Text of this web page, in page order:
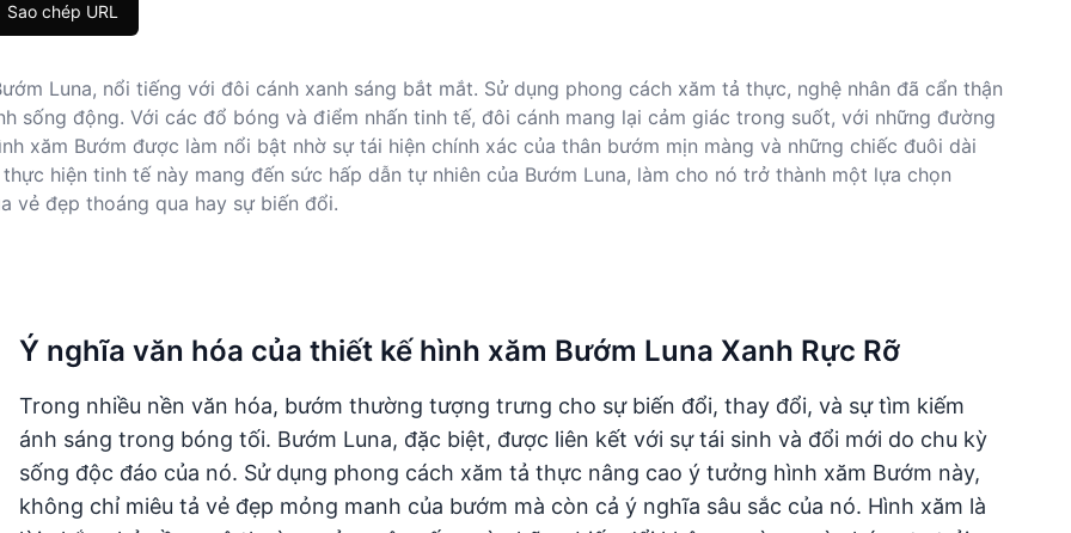
Sao chép URL
Luna, nổi tiếng với đôi cánh xanh sáng bắt mắt. Sử dụng phong cách xăm tả thực, nghệ nhân đã cẩn thận
sống động. Với các đổ bóng và điểm nhấn tinh tế, đôi cánh mang lại cảm giác trong suốt, với những đường
xăm Bướm được làm nổi bật nhờ sự tái hiện chính xác của thân bướm mịn màng và những chiếc đuôi dài
hiện tinh tế này mang đến sức hấp dẫn tự nhiên của Bướm Luna, làm cho nó trở thành một lựa chọn
vẻ đẹp thoáng qua hay sự biến đổi.
Ý nghĩa văn hóa của thiết kế hình xăm Bướm Luna Xanh Rực Rỡ
Trong nhiều nền văn hóa, bướm thường tượng trưng cho sự biến đổi, thay đổi, và sự tìm kiếm
ánh sáng trong bóng tối. Bướm Luna, đặc biệt, được liên kết với sự tái sinh và đổi mới do chu kỳ
sống độc đáo của nó. Sử dụng phong cách xăm tả thực nâng cao ý tưởng hình xăm Bướm này,
không chỉ miêu tả vẻ đẹp mỏng manh của bướm mà còn cả ý nghĩa sâu sắc của nó. Hình xăm là